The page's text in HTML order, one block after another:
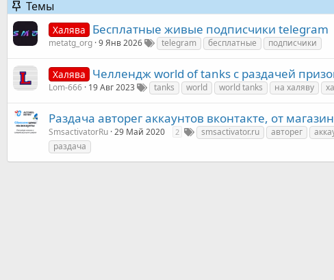
Темы
Халява Бесплатные живые подписчики telegram
metatg_org 9 Янв 2026 telegram бесплатные подписчики
Халява Челлендж world of tanks с раздачей
Lom-666 19 Авг 2023 tanks world world tanks на халяву
Раздача авторег аккаунтов вконтакте, от
SmsactivatorRu 29 Май 2020 2 smsactivator.ru авторег
раздача